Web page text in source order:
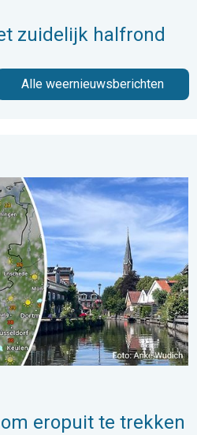
zuidelijk halfrond
Alle weernieuwsberichten
te trekken. Weekendweer. . .
eropuit te trekken